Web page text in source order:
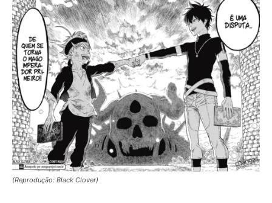
(Reprodução: Black Clover)